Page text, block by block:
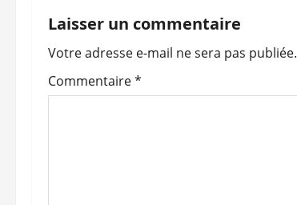
g
a
t
Laisser un commentaire
Votre adresse e-mail ne sera pas publiée.
Commentaire*